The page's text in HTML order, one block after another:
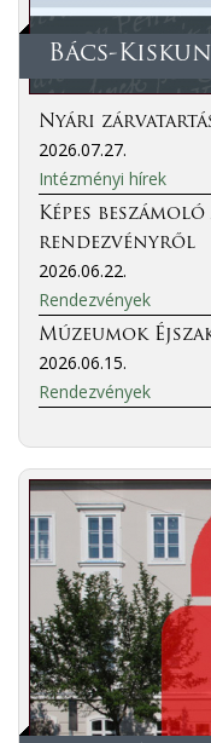
Bács-
Nyári
2026.07.27.
Intézményi hírek
Képes
rendezvényről
2026.06.22.
Rendezvények
Múzeumok
2026.06.15.
Rendezvények